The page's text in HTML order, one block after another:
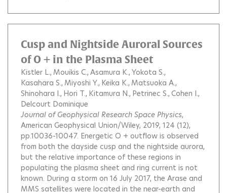
Cusp and Nightside Auroral Sources
of O + in the Plasma Sheet
Kistler L. Mouikis C. Asamura K. Yokota S.
Kasahara S. Miyoshi Y. Keika K. Matsuoka A.
Shinohara I. Hori T. Kitamura N. Petrinec S. Cohen I.
Delcourt Dominique
Journal of Geophysical Research Space Physics,
American Geophysical Union/Wiley, 2019, 124 (12),
pp.10036-10047. Energetic O + outflow is observed
from both the dayside cusp and the nightside aurora,
but the relative importance of these regions in
populating the plasma sheet and ring current is not
known. During a storm on 16 July 2017, the Arase and
MMS satellites were located in the near-earth and